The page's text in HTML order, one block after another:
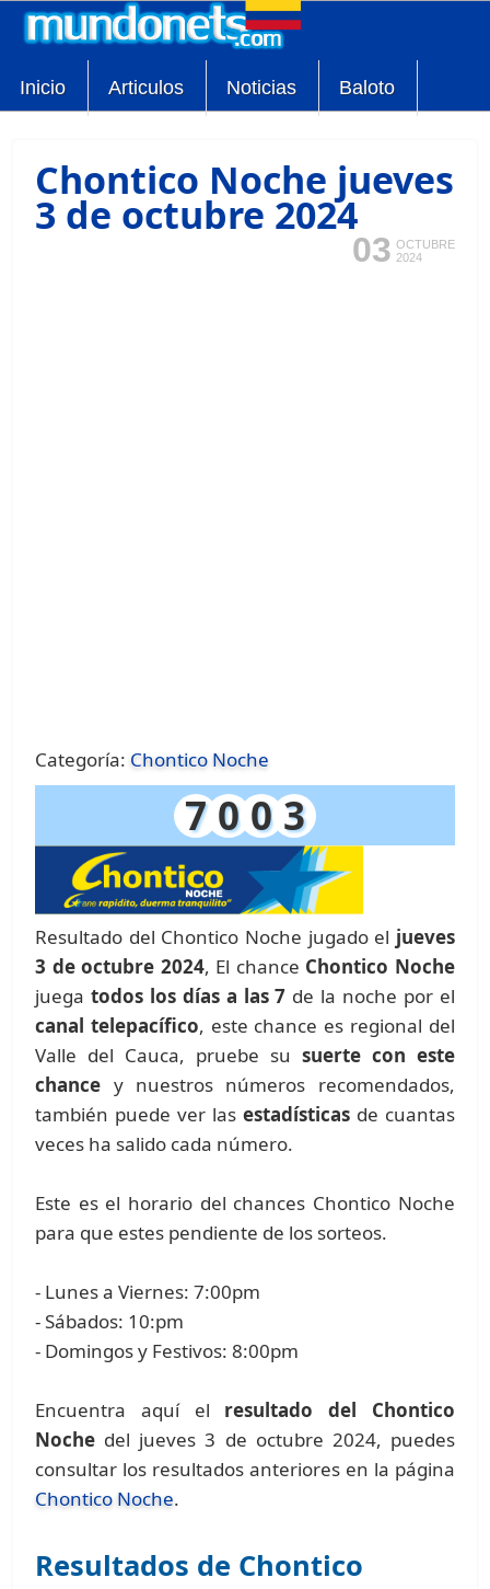
Inicio Articulos Noticias Baloto
Chontico Noche jueves
3 de octubre 2024
03 OCTUBRE
2024
Categoría: Chontico Noche
7 0 0 3
Resultado del Chontico Noche jugado el jueves
3 de octubre 2024, El chance Chontico Noche
juegatodos los días a las 7 de la noche por el
canal telepacífico, este chance es regional del
Valle del Cauca, pruebe su suerte con este
chance y nuestros números recomendados,
también puede ver las estadísticas de cuantas
veces ha salido cada número.
Este es el horario del chances Chontico Noche
para que estes pendiente de los sorteos.
- Lunes a Viernes: 7:00pm
- Sábados: 10:pm
- Domingos y Festivos: 8:00pm
Encuentra aquí el resultado del Chontico
Noche del jueves 3 de octubre 2024, puedes
consultar los resultados anteriores en la página
Chontico Noche.
Resultados de Chontico